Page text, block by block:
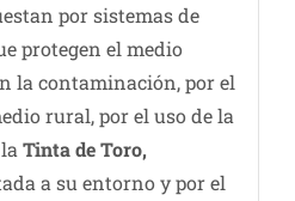
por sistemas de
protegen el medio
la contaminación, por el
rural, por el uso de la
Tinta de Toro,
a su entorno y por el